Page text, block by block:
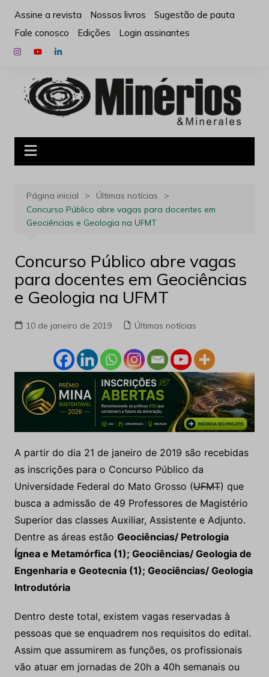
para
conteúdo
Assine a revista Nossos livros
Sugestão de pauta
Fale conosco
Edições Login assinantes
Página inicial
Últimas notícias
Concurso Público abre vagas para docentes em
Geociências e Geologia na UFMT
Concurso Público abre vagas
para docentes em Geociências
e Geologia na UFMT
10 de janeiro de 2019 Últimas notícias
A partir do dia 21 de janeiro de 2019 são recebidas
as inscrições para o Concurso Público da
Universidade Federal do Mato Grosso (UFMT) que
busca a admissão de 49 Professores de Magistério
Superior das classes Auxiliar, Assistente e Adjunto.
Dentre as áreas estão Geociências/ Petrologia
Ígnea e Metamórfica (1); Geociências/ Geologia de
Engenharia e Geotecnia (1); Geociências/ Geologia
Introdutória
Dentro deste total, existem vagas reservadas à
pessoas que se enquadrem nos requisitos do edital.
Assim que assumirem as funções, os profissionais
vão atuar em jornadas de 20h a 40h semanais ou